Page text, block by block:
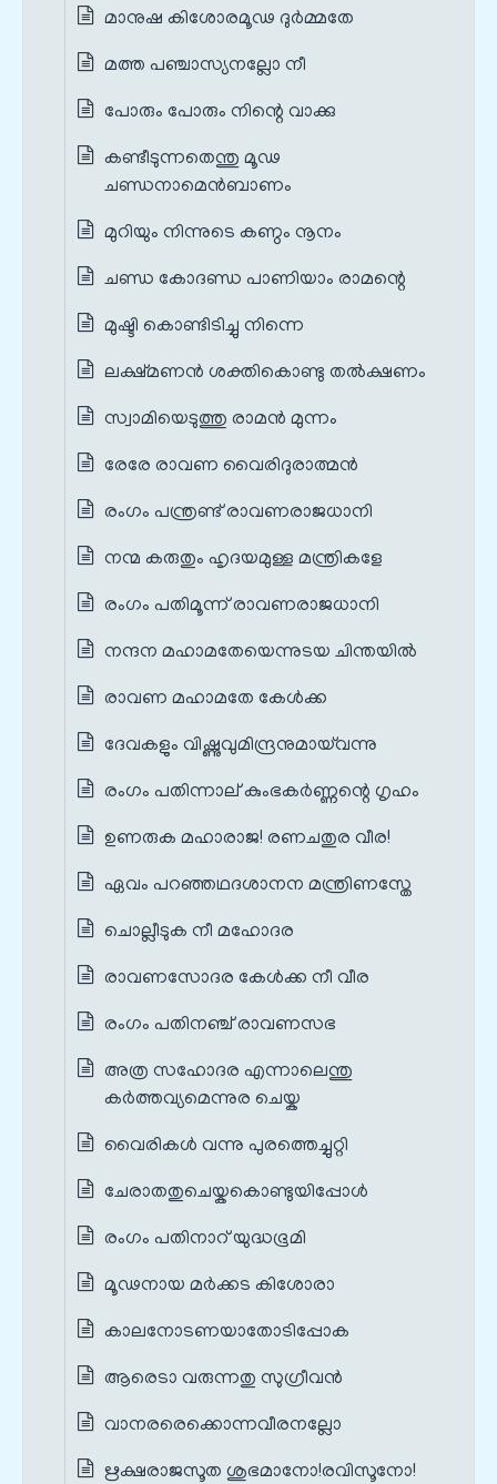
മാനുഷ കിശോരമൂഢ ദുര്‍മ്മതേ
മത്ത പഞ്ചാസ്യനല്ലോ നീ
പോരും പോരും നിന്റെ വാക്കു
കണ്ടീടുന്നതെന്തു മൂഢ
ചണ്ഡനാമെന്‍ബാണം
മുറിയും നിന്നുടെ കണ്ഠം നൂനം
ചണ്ഡ കോദണ്ഡ പാണിയാം രാമന്റെ
മുഷ്ടി കൊണ്ടിടിച്ചു നിന്നെ
ലക്ഷ്മണൻ ശക്തികൊണ്ടു തൽക്ഷണം
സ്വാമിയെടുത്തു രാമൻ മുന്നം
രേരേ രാവണ വൈരിദുരാത്മൻ
രംഗം പന്ത്രണ്ട് രാവണരാജധാനി
നന്മ കരുതും ഹൃദയമുള്ള മന്ത്രികളേ
രംഗം പതിമൂന്ന് രാവണരാജധാനി
നന്ദന മഹാമതേയെന്നുടയ ചിന്തയിൽ
രാവണ മഹാമതേ കേൾക്ക
ദേവകളും വിഷ്ണുവുമിന്ദ്രനുമായ്‌വന്നു
രംഗം പതിന്നാല് കുംഭകർണ്ണന്റെ ഗൃഹം
ഉണരുക മഹാരാജ! രണചതുര വീര!
ഏവം പറഞ്ഞഥദശാനന മന്ത്രിണസ്തേ
ചൊല്ലീടുക നീ മഹോദര
രാവണസോദര കേൾക്ക നീ വീര
രംഗം പതിനഞ്ച് രാവണസഭ
അത്ര സഹോദര എന്നാലെന്തു
കർത്തവ്യമെന്നുര ചെയ്ക
വൈരികൾ വന്നു പുരത്തെച്ചുറ്റി
ചേരാതതുചെയ്കകൊണ്ടുയിപ്പോൾ
രംഗം പതിനാറ് യുദ്ധഭൂമി
മൂഢനായ മർക്കട കിശോരാ
കാലനോടണയാതോടിപ്പോക
ആരെടാ വരുന്നതു സുഗ്രീവൻ
വാനരരെക്കൊന്നവീരനല്ലോ
ഋക്ഷരാജസൂത ശുഭമാനോ!രവിസൂനോ!